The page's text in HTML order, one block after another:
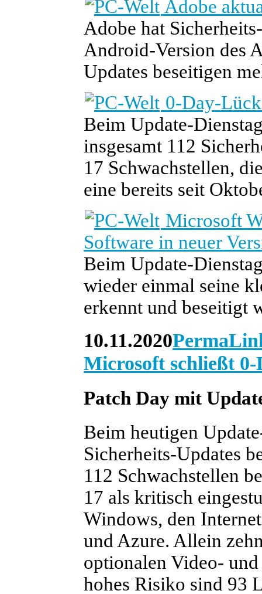
Adobe
Adobe hat
Android-Version des
Updates beseitigen
0-Day-
Beim Update-
insgesamt 112
17 Schwachstellen,
eine bereits seit
Microsoft
Software in neuer
Beim Update-
wieder einmal seine
erkennt und beseitigt
10.11.2020
Microsoft schließt
Patch Day mit
Beim heutigen
Sicherheits-Updates
112 Schwachstellen
17 als kritisch
Windows, den
und Azure. Allein
optionalen Video-
hohes Risiko sind 93